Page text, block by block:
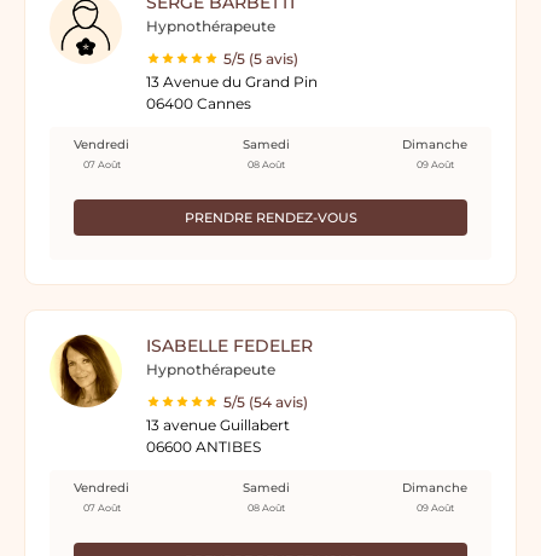
Hypnothérapeute
5/5 (5 avis)
13 Avenue du Grand Pin
06400 Cannes
PRENDRE RENDEZ-VOUS
Vendredi
07 Août
Samedi
08 Août
Dimanche
09 Août
ISABELLE FEDELER
Hypnothérapeute
5/5 (54 avis)
13 avenue Guillabert
06600 ANTIBES
Vendredi
07 Août
Samedi
08 Août
Dimanche
09 Août